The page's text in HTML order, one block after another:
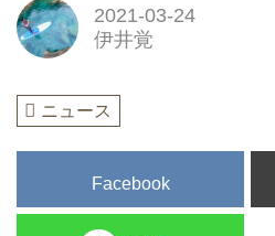
2021-03-24
伊井覚
ニュース
Facebook